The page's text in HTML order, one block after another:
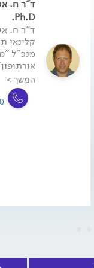
ד"ר ח.
Ph.D.
ד"ר ח.
קלינאי
מנכ"ל
המשך >